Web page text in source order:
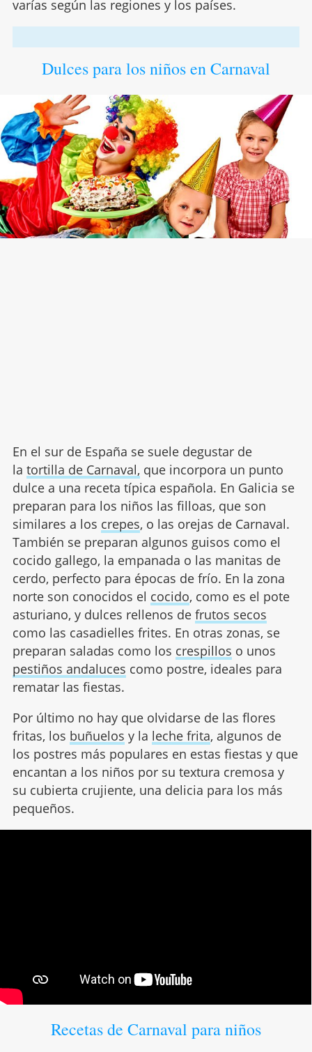
varías según las regiones y los países.
Dulces para los niños en Carnaval
En el sur de España se suele degustar de
la tortilla de Carnaval, que incorpora un punto
dulce a una receta típica española. En Galicia se
preparan para los niños las filloas, que son
similares a los crepes, o las orejas de Carnaval.
También se preparan algunos guisos como el
cocido gallego, la empanada o las manitas de
cerdo, perfecto para épocas de frío. En la zona
norte son conocidos el cocido, como es el pote
asturiano, y dulces rellenos de frutos secos
como las casadielles frites. En otras zonas, se
preparan saladas como los crespillos o unos
pestiños andaluces como postre, ideales para
rematar las fiestas.
Por último no hay que olvidarse de las flores
fritas, los buñuelos y la leche frita, algunos de
los postres más populares en estas fiestas y que
encantan a los niños por su textura cremosa y
su cubierta crujiente, una delicia para los más
pequeños.
Recetas de Carnaval para niños